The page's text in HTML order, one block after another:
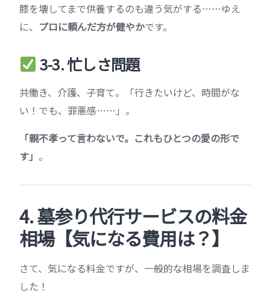
膝を壊してまで供養するのも違う気がする……ゆえ
に、 プロに頼んだ方が健やかです。
3-3. 忙しさ問題
共働き、介護、子育て。「行きたいけど、時間がな
い！でも、罪悪感……」。
「親不孝って言わないで。これもひとつの愛の形で
す」 。
4. 墓参り代行サービスの料金
相場【気になる費用は？】
さて、気になる料金ですが、一般的な相場を調査しま
した！